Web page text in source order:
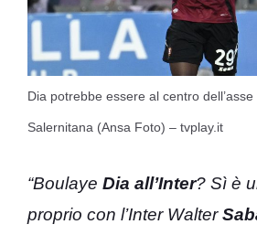
Dia potrebbe essere al centro
Salernitana (Ansa Foto) – tvplay.it
“Boulaye Dia all’Inter? Sì è
proprio con l’Inter Walter